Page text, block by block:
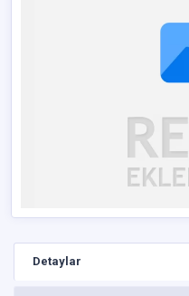
Detaylar